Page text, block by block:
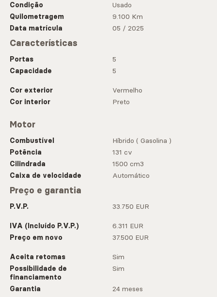
Condição
Usado
Quilometragem
9.100 Km
Data matrícula
05 / 2025
Características
Portas
5
Capacidade
5
Cor exterior
Vermelho
Cor interior
Preto
Motor
Combustível
Híbrido ( Gasolina )
Potência
131 cv
Cilindrada
1500 cm3
Caixa de velocidade
Automático
Preço e garantia
P.V.P. 33.750 EUR
IVA (Incluído P.V.P.)
6.311 EUR
Preço em novo
37.500 EUR
Aceita retomas
Sim
Possibilidade de
financiamento
Sim
Garantia 24 meses